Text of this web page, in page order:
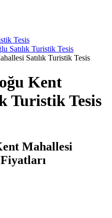
Tesis
Satılık Turistik Tesis
Satılık Turistik Tesis
Kent
Turistik Tesis
Mahallesi